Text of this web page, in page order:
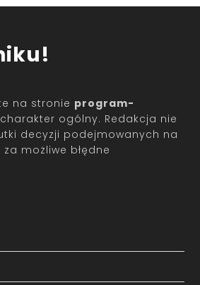
na stronie program-
ogólny. Redakcja nie
decyzji podejmowanych na
możliwe błędne